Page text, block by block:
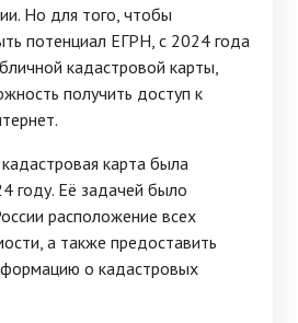
Но для того, чтобы
потенциал ЕГРН, с 2024 года
кадастровой карты,
получить доступ к
карта была
году. Её задачей было
расположение всех
а также предоставить
о кадастровых